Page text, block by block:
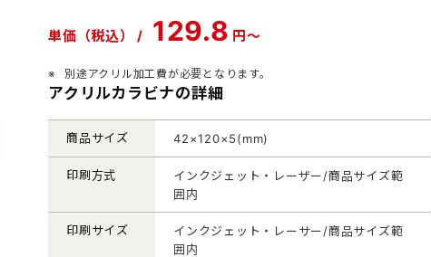
単価（税込） / 129.8 円～
別途アクリル加工費が必要となります。
アクリルカラビナの詳細
商品サイズ 42×120×5(mm)
印刷方式
インクジェット・レーザー/商品サイズ範
囲内
印刷サイズ
インクジェット・レーサー/商品サイズ範
囲内
冷感マフラー
紫外線対策グッズ
その他夏向けグッズ
ブランケット
ネックウォーマー・ストール
USBウォーマー・USB加湿
その他冬向けグッズ
ご挨拶用タオル・ハンカチ